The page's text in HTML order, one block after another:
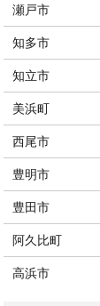
瀬戸市
知多市
知立市
美浜町
西尾市
豊明市
豊田市
阿久比町
高浜市